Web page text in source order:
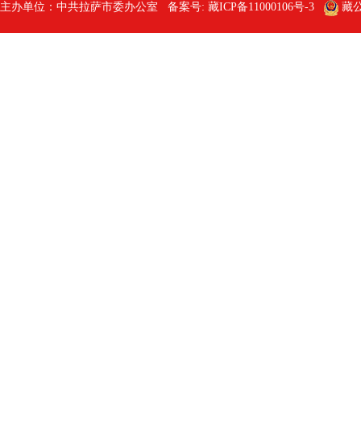
主办单位：中共拉萨市委办公室 备案号: 藏ICP备11000106号-3 藏